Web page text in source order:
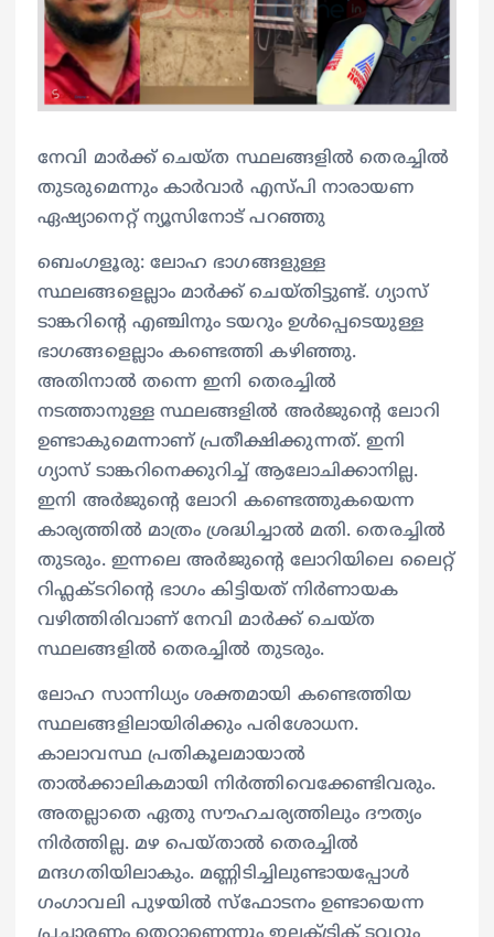
നേവി മാര്‍ക്ക് ചെയ്ത സ്ഥലങ്ങളില്‍ തെരച്ചിൽ
തുടരുമെന്നും കാര്‍വാര്‍ എസ്‍പി നാരായണ
ഏഷ്യാനെറ്റ് ന്യൂസിനോട് പറഞ്ഞു
ബെംഗളൂരു: ലോഹ ഭാഗങ്ങളുള്ള
സ്ഥലങ്ങളെല്ലാം മാര്‍ക്ക് ചെയ്തിട്ടുണ്ട്. ഗ്യാസ്
ടാങ്കറിന്‍റെ എഞ്ചിനും ടയറും ഉള്‍പ്പെടെയുള്ള
ഭാഗങ്ങളെല്ലാം കണ്ടെത്തി കഴിഞ്ഞു.
അതിനാൽ തന്നെ ഇനി തെരച്ചിൽ
നടത്താനുള്ള സ്ഥലങ്ങളില്‍ അര്‍ജുന്‍റെ ലോറി
ഉണ്ടാകുമെന്നാണ് പ്രതീക്ഷിക്കുന്നത്. ഇനി
ഗ്യാസ് ടാങ്കറിനെക്കുറിച്ച് ആലോചിക്കാനില്ല.
ഇനി അര്‍ജുന്‍റെ ലോറി കണ്ടെത്തുകയെന്ന
കാര്യത്തിൽ മാത്രം ശ്രദ്ധിച്ചാല്‍ മതി. തെരച്ചിൽ
തുടരും. ഇന്നലെ അര്‍ജുന്‍റെ ലോറിയിലെ ലൈറ്റ്
റിഫ്ലക്ടറിന്‍റെ ഭാഗം കിട്ടിയത് നിര്‍ണായക
വഴിത്തിരിവാണ് നേവി മാര്‍ക്ക് ചെയ്ത
സ്ഥലങ്ങളില്‍ തെരച്ചിൽ തുടരും.
ലോഹ സാന്നിധ്യം ശക്തമായി കണ്ടെത്തിയ
സ്ഥലങ്ങളിലായിരിക്കും പരിശോധന.
കാലാവസ്ഥ പ്രതികൂലമായാൽ
താല്‍ക്കാലികമായി നിര്‍ത്തിവെക്കേണ്ടിവരും.
അതല്ലാതെ ഏതു സൗഹചര്യത്തിലും ദൗത്യം
നിര്‍ത്തില്ല. മഴ പെയ്താല്‍ തെരച്ചിൽ
മന്ദഗതിയിലാകും. മണ്ണിടിച്ചിലുണ്ടായപ്പോള്‍
ഗംഗാവലി പുഴയിൽ സ്ഫോടനം ഉണ്ടായെന്ന